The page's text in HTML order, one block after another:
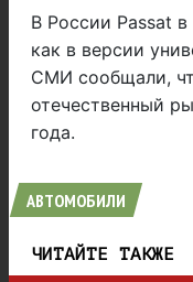
В России Passat
как в версии
СМИ сообщали,
отечественный
года.
АВТОМОБИЛИ
ЧИТАЙТЕ ТАКЖЕ